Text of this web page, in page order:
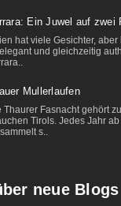
Ein Juwel auf zwei
hat viele Gesichter,
und gleichzeitig
Mullerlaufen
Thaurer Fasnacht gehört
Tirols. Jedes Jahr
s..
neue Blogs